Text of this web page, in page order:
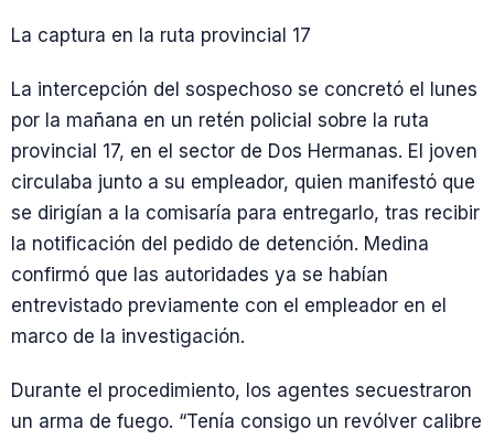
La captura en la ruta provincial 17
La intercepción del sospechoso se concretó el lunes
por la mañana en un retén policial sobre la ruta
provincial 17, en el sector de Dos Hermanas. El joven
circulaba junto a su empleador, quien manifestó que
se dirigían a la comisaría para entregarlo, tras recibir
la notificación del pedido de detención. Medina
confirmó que las autoridades ya se habían
entrevistado previamente con el empleador en el
marco de la investigación.
Durante el procedimiento, los agentes secuestraron
un arma de fuego. “Tenía consigo un revólver calibre